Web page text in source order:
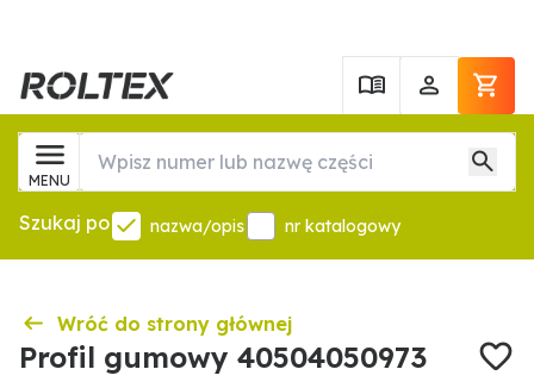
MENU
Szukaj po nazwa/opis nr katalogowy
Wróć do strony głównej
Profil gumowy 40504050973